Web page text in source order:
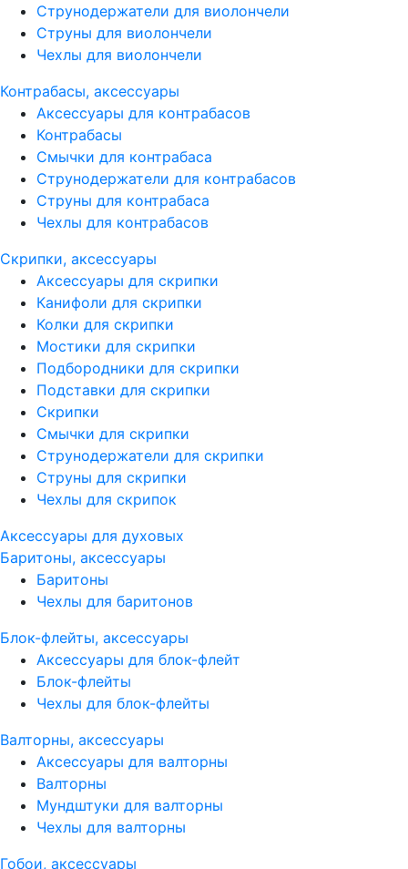
Струнодержатели для виолончели
Струны для виолончели
Чехлы для виолончели
Контрабасы, аксессуары
Аксессуары для контрабасов
Контрабасы
Смычки для контрабаса
Струнодержатели для контрабасов
Струны для контрабаса
Чехлы для контрабасов
Скрипки, аксессуары
Аксессуары для скрипки
Канифоли для скрипки
Колки для скрипки
Мостики для скрипки
Подбородники для скрипки
Подставки для скрипки
Скрипки
Смычки для скрипки
Струнодержатели для скрипки
Струны для скрипки
Чехлы для скрипок
Аксессуары для духовых
Баритоны, аксессуары
Баритоны
Чехлы для баритонов
Блок-флейты, аксессуары
Аксессуары для блок-флейт
Блок-флейты
Чехлы для блок-флейты
Валторны, аксессуары
Аксессуары для валторны
Валторны
Мундштуки для валторны
Чехлы для валторны
Гобои, аксессуары